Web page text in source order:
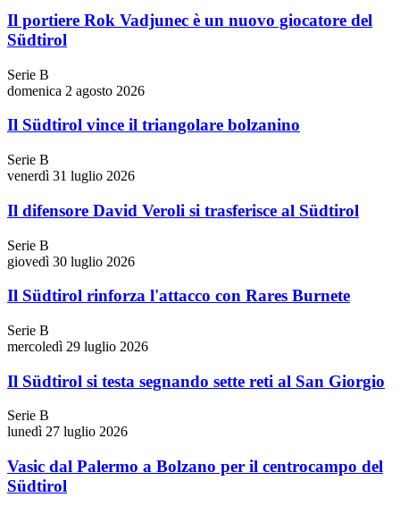
Il portiere Rok Vadjunec è un nuovo giocatore del
Südtirol
Serie B
domenica 2 agosto 2026
Il Südtirol vince il triangolare bolzanino
Serie B
venerdì 31 luglio 2026
Il difensore David Veroli si trasferisce al Südtirol
Serie B
giovedì 30 luglio 2026
Il Südtirol rinforza l'attacco con Rares Burnete
Serie B
mercoledì 29 luglio 2026
Il Südtirol si testa segnando sette reti al San Giorgio
Serie B
lunedì 27 luglio 2026
Vasic dal Palermo a Bolzano per il centrocampo del
Südtirol